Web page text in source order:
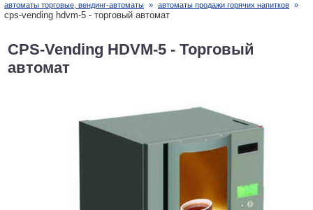
автоматы торговые, вендинг-автоматы » автоматы продажи горячих напитков »
cps-vending hdvm-5 - торговый автомат
CPS-Vending HDVM-5 - Торговый
автомат